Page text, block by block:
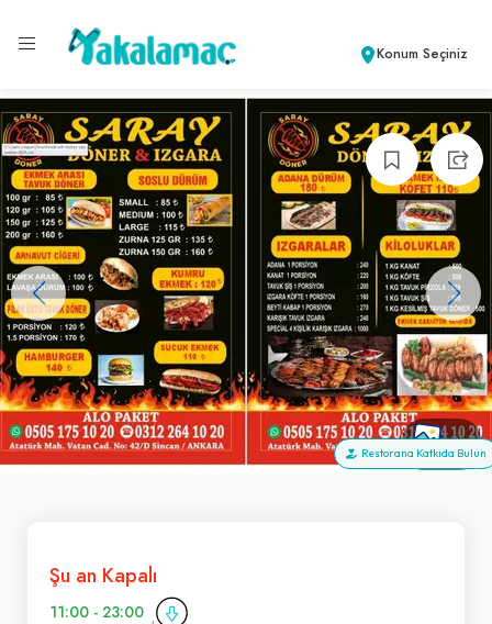
Konum Seçiniz
+4
Restorana Katkıda Bulun
Şu an Kapalı
11:00 - 23:00